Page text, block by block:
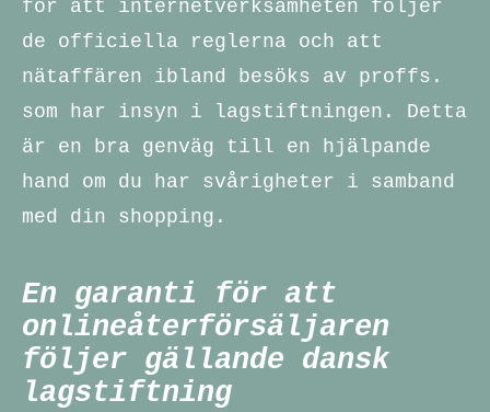
för att internetverksamheten följer
de officiella reglerna och att
nätaffären ibland besöks av proffs.
som har insyn i lagstiftningen. Detta
är en bra genväg till en hjälpande
hand om du har svårigheter i samband
med din shopping.
En garanti för att
onlineåterförsäljaren
följer gällande dansk
lagstiftning